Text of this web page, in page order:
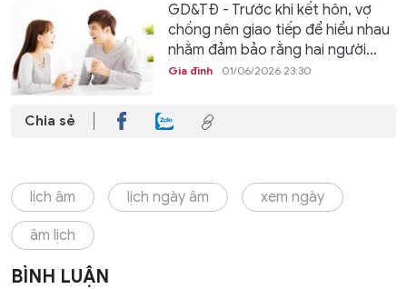
GD&TĐ - Trước khi kết hôn, vợ
chồng nên giao tiếp để hiểu nhau
nhằm đảm bảo rằng hai người...
Gia đình 01/06/2026 23:30
Chia sẻ
lịch âm lịch ngày âm xem ngày
âm lịch
BÌNH LUẬN